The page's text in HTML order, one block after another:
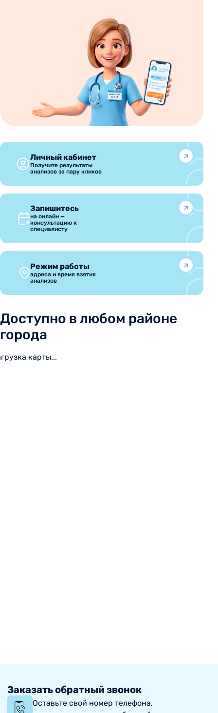
Личный кабинет
Получите результаты
анализов за пару кликов
Запишитесь
на онлайн —
консультацию к
специалисту
Режим работы
адреса и время взятия
анализов
Доступно в любом районе
города
карты...
Заказать обратный звонок
Оставьте свой номер телефона,